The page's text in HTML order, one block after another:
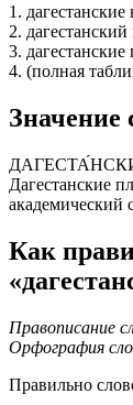
1.
2. дагестанский
3.
4. (полная
Значение
ДАГЕСТА́НСКИЙ
Дагестанские
Как
Правописание
Орфография
Правильно